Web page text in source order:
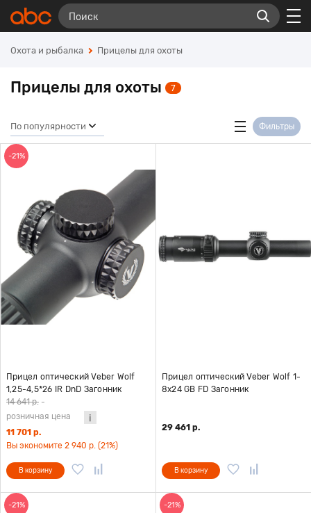
Охота и рыбалка Прицелы для охоты
Прицелы для охоты 7
По популярности Фильтры
-21%
Прицел оптический Veber Wolf
1,25-4,5*26 IR DnD Загонник
14 641 р. -
розничная цена
11 701 р.
Вы экономите 2 940 р. (21%)
В корзину
Прицел оптический Veber Wolf 1-
8x24 GB FD Загонник
29 461 р.
В корзину
-21% -21%